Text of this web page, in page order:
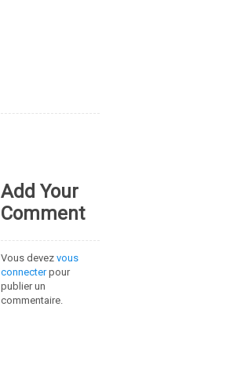
Add Your
Comment
Vous devez vous
connecterpour
publier un
commentaire.